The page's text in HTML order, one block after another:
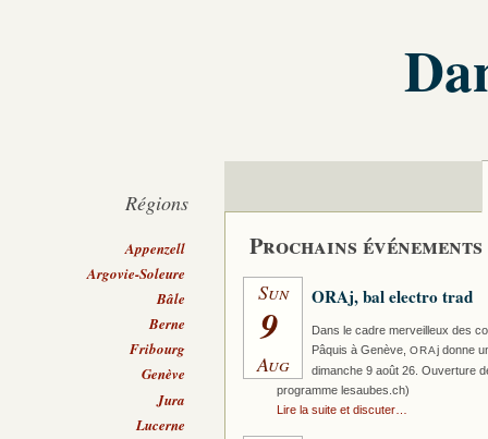
Prochains événements
Sun
9
Aug
ORAj, bal electro trad
Dans le cadre merveilleux des
Pâquis à Genève, ORAj donne
dimanche 9 août 26. Ouverture
programme lesaubes.ch)
Lire la suite et discuter…
Régions
Appenzell
Argovie-Soleure
Bâle
Berne
Fribourg
Genève
Jura
Lucerne